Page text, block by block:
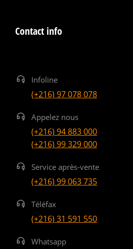
Contact info
Infoline
(+216) 97 078 078
Appelez nous
(+216) 94 883 000
(+216) 99 329 000
Service après-vente
(+216) 99 063 735
Téléfax
(+216) 31 591 550
Whatsapp